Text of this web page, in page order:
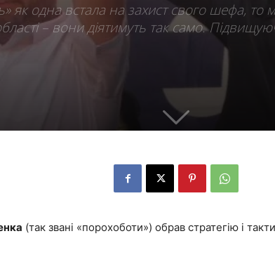
як одна встала на захист свого шефа,
– вони діятимуть так само.
(так звані «порохоботи») обрав стратегію і